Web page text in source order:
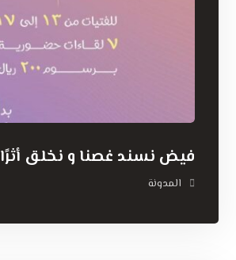
فيض نسند غصنا و نخلق أثرًا
المدونة